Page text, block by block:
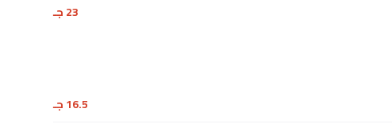
23 جـ
16.5 جـ